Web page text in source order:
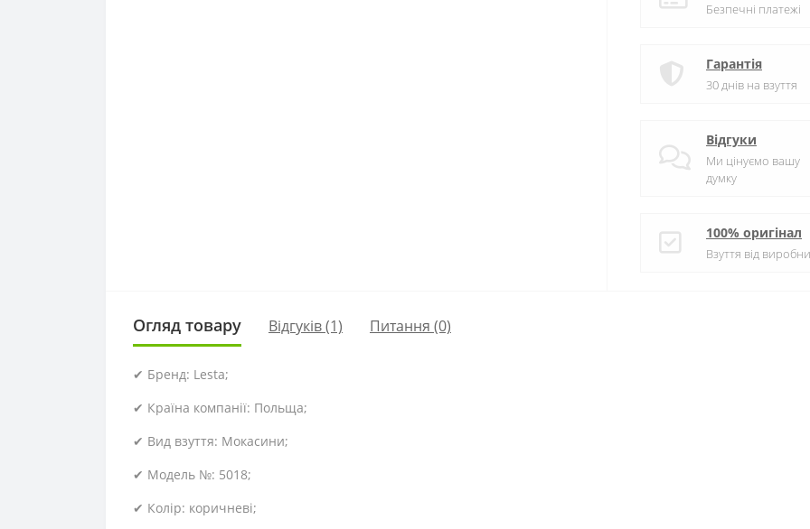
Безпечні платежі
Гарантія
30 днів на взуття
Відгуки
Ми цінуємо вашу
думку
100% оригінал
Взуття від
Огляд товару Відгуків (1) Питання (0)
✔ Бренд: Lesta;
✔ Країна компанії: Польща;
✔ Вид взуття: Мокасини;
✔ Модель №: 5018;
✔ Колір: коричневі;